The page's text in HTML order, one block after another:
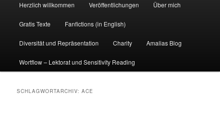
Herzlich willkommen Veröffentlichungen Über mich
Gratis Texte Fanfictions (in English)
Diversität und Repräsentation Charity Amalias Blog
Wortflow – Lektorat und Sensitivity Reading
SCHLAGWORTARCHIV:ACE